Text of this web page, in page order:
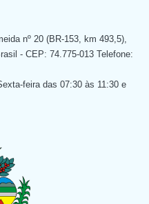
nº 20 (BR-153, km 493,5),
- CEP: 74.775-013 Telefone:
feira das 07:30 às 11:30 e